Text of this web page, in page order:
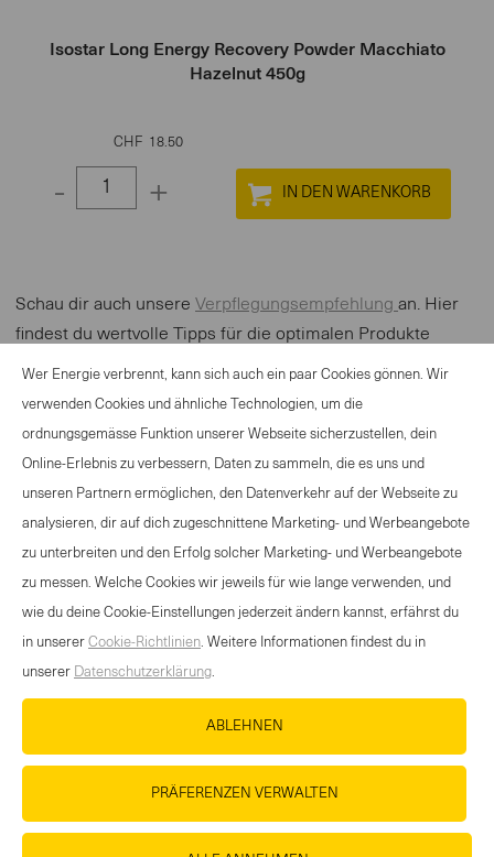
Isostar Long Energy Recovery Powder Macchiato
Hazelnut 450g
CHF 18.50
- +
Select
1
and
Schau dir auch unsere Verpflegungsempfehlung an. Hier
findest du wertvolle Tipps für die optimalen Produkte
KONTAKT
NEWSLETTER
NUTZUNGSBEDINGUNGEN
DATENSCHUTZERKLÄRUNG
COOKIE-RICHTLINIEN
MEDIADATENBANK
Wer Energie verbrennt, kann sich auch ein paar Cookies gönnen. Wir
verwenden Cookies und ähnliche Technologien, um die
ordnungsgemässe Funktion unserer Webseite sicherzustellen, dein
Online-Erlebnis zu verbessern, Daten zu sammeln, die es uns und
unseren Partnern ermöglichen, den Datenverkehr auf der Webseite zu
analysieren, dir auf dich zugeschnittene Marketing- und Werbeangebote
zu unterbreiten und den Erfolg solcher Marketing- und Werbeangebote
zu messen. Welche Cookies wir jeweils für wie lange verwenden, und
wie du deine Cookie-Einstellungen jederzeit ändern kannst, erfährst du
in unserer Cookie-Richtlinien. Weitere Informationen findest du in
unserer Datenschutzerklärung.
ABLEHNEN
PRÄFERENZEN VERWALTEN